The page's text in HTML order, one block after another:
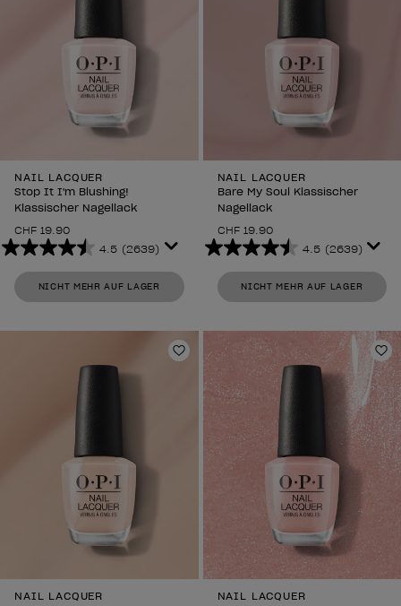
NAIL LACQUER
Stop It I'm Blushing!
Klassischer Nagellack
CHF 19.90
4.5 (2639)
4.5
von
5
2639
NICHT MEHR AUF LAGER
NAIL LACQUER
Bare My Soul Klassischer
Nagellack
CHF 19.90
4.5 (2639)
4.5
von
5
2639
Bewertungen
NICHT MEHR AUF LAGER
Zur Wunschliste hinzufügen
NAIL LACQUER
NAIL LACQUER